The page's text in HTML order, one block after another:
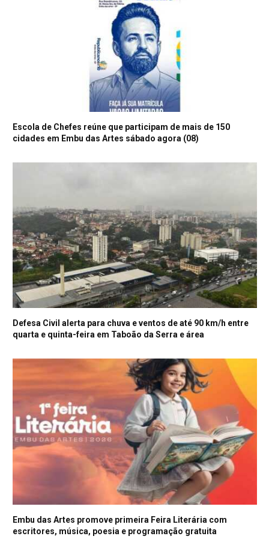
Escola de Chefes reúne que participam de mais de 150
cidades em Embu das Artes sábado agora (08)
Defesa Civil alerta para chuva e ventos de até 90 km/h entre
quarta e quinta-feira em Taboão da Serra e área
Embu das Artes promove primeira Feira Literária com
escritores, música, poesia e programação gratuita